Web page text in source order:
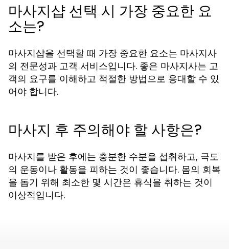
마사지샵 선택 시 가장 중요한 요
소는?
마사지샵을 선택할 때 가장 중요한 요소는 마사지사
의 전문성과 고객 서비스입니다. 좋은 마사지사는 고
객의 요구를 이해하고 적절한 방법으로 응대할 수 있
어야 합니다.
마사지 후 주의해야 할 사항은?
마사지를 받은 후에는 충분한 수분을 섭취하고, 극도
의 운동이나 활동을 피하는 것이 좋습니다. 몸의 회복
을 돕기 위해 최소한 몇 시간은 휴식을 취하는 것이
이상적입니다.